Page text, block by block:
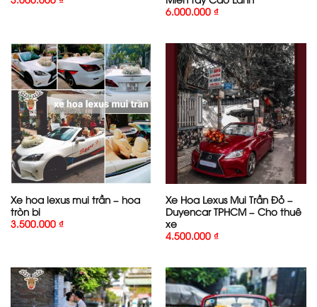
6.000.000 ₫
Xe hoa lexus mui trần – hoa
tròn bi
3.500.000 ₫
Xe Hoa Lexus Mui Trần Đỏ –
Duyencar TPHCM – Cho thuê
xe
4.500.000 ₫